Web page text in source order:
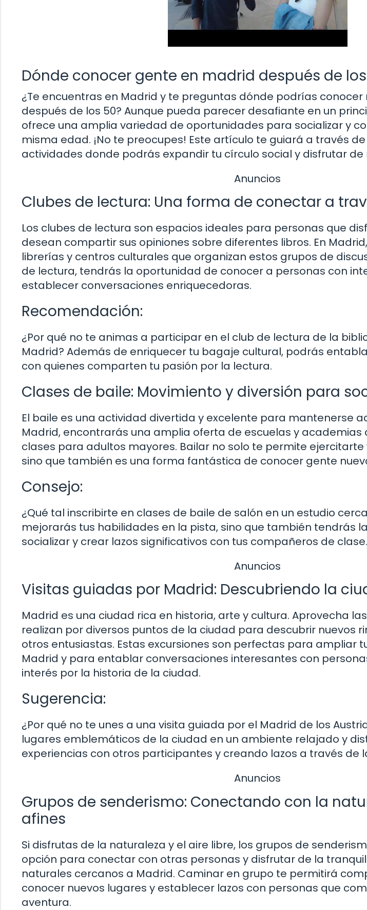
Dónde conocer gente en madrid después de
¿Te encuentras en Madrid y te preguntas dónde podrías conocer
después de los 50? Aunque pueda parecer desafiante en un
ofrece una amplia variedad de oportunidades para socializar y
misma edad. ¡No te preocupes! Este artículo te guiará a través
actividades donde podrás expandir tu círculo social y disfrutar
Anuncios
Clubes de lectura: Una forma de conectar a
Los clubes de lectura son espacios ideales para personas que
desean compartir sus opiniones sobre diferentes libros. En
librerías y centros culturales que organizan estos grupos de
de lectura, tendrás la oportunidad de conocer a personas con
establecer conversaciones enriquecedoras.
Recomendación:
¿Por qué no te animas a participar en el club de lectura de la
Madrid? Además de enriquecer tu bagaje cultural, podrás
con quienes comparten tu pasión por la lectura.
Clases de baile: Movimiento y diversión para
El baile es una actividad divertida y excelente para mantenerse
Madrid, encontrarás una amplia oferta de escuelas y academias
clases para adultos mayores. Bailar no solo te permite
sino que también es una forma fantástica de conocer gente
Consejo:
¿Qué tal inscribirte en clases de baile de salón en un estudio
mejorarás tus habilidades en la pista, sino que también tendrás
socializar y crear lazos significativos con tus compañeros de clase.
Anuncios
Visitas guiadas por Madrid: Descubriendo la
Madrid es una ciudad rica en historia, arte y cultura. Aprovecha
realizan por diversos puntos de la ciudad para descubrir nuevos
otros entusiastas. Estas excursiones son perfectas para ampliar
Madrid y para entablar conversaciones interesantes con
interés por la historia de la ciudad.
Sugerencia:
¿Por qué no te unes a una visita guiada por el Madrid de los
lugares emblemáticos de la ciudad en un ambiente relajado y
experiencias con otros participantes y creando lazos a través de
Anuncios
Grupos de senderismo: Conectando con la
afines
Si disfrutas de la naturaleza y el aire libre, los grupos de
opción para conectar con otras personas y disfrutar de la
naturales cercanos a Madrid. Caminar en grupo te permitirá
conocer nuevos lugares y establecer lazos con personas que
aventura.